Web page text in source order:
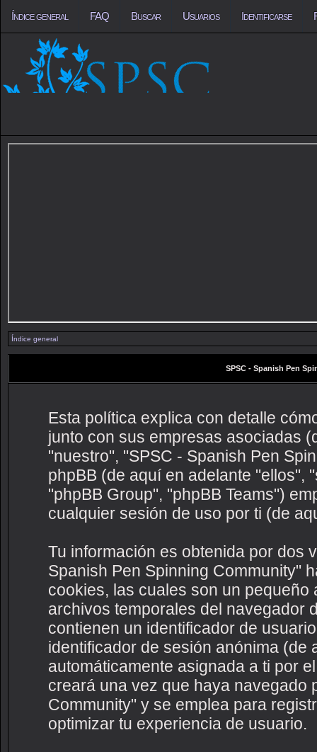
Índice general FAQ Buscar Usuarios Identificarse
Índice general
SPSC - Spanish Pen
Esta política explica con detalle
junto con sus empresas asociadas
"nuestro", "SPSC - Spanish Pen
phpBB (de aquí en adelante "ellos",
"phpBB Group", "phpBB Teams")
cualquier sesión de uso por ti (de
Tu información es obtenida por dos
Spanish Pen Spinning Community"
cookies, las cuales son un
archivos temporales del navegador
contienen un identificador de
identificador de sesión anónima (de
automáticamente asignada a ti por
creará una vez que haya navegado
Community" y se emplea para
optimizar tu experiencia de usuario.